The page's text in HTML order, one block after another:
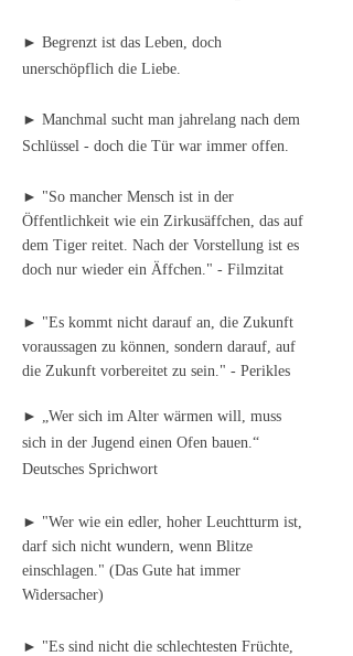
► Begrenzt ist das Leben, doch
unerschöpflich die Liebe.
► Manchmal sucht man jahrelang nach dem
Schlüssel - doch die Tür war immer offen.
► "So mancher Mensch ist in der
Öffentlichkeit wie ein Zirkusäffchen, das auf
dem Tiger reitet. Nach der Vorstellung ist es
doch nur wieder ein Äffchen." - Filmzitat
► "Es kommt nicht darauf an, die Zukunft
voraussagen zu können, sondern darauf, auf
die Zukunft vorbereitet zu sein." - Perikles
► „Wer sich im Alter wärmen will, muss
sich in der Jugend einen Ofen bauen.“
Deutsches Sprichwort
► "Wer wie ein edler, hoher Leuchtturm ist,
darf sich nicht wundern, wenn Blitze
einschlagen." (Das Gute hat immer
Widersacher)
► "Es sind nicht die schlechtesten Früchte,